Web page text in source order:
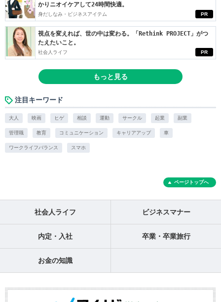
PR
かりニオイケアして24時間快適。
身だしなみ・ビジネスアイテム
PR
視点を変えれば、世の中は変わる。「Rethink PROJECT」がつ
たえたいこと。
社会人ライフ
もっと見る
注目キーワード
大人 映画 ヒゲ 相談 運動 サークル 起業 副業
管理職 教育 コミュニケーション キャリアアップ 車
ワークライフバランス スマホ
ページトップへ
社会人ライフ ビジネスマナー
内定・入社 卒業・卒業旅行
お金の知識